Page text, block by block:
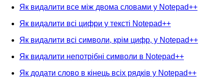
Як видалити все між двома словами у Notepad++
Як видалити всі цифри у тексті Notepad++
Як видалити всі символи, крім цифр, у Notepad++
Як видалити непотрібні символи в Notepad++
Як додати слово в кінець всіх рядків у Notepad++